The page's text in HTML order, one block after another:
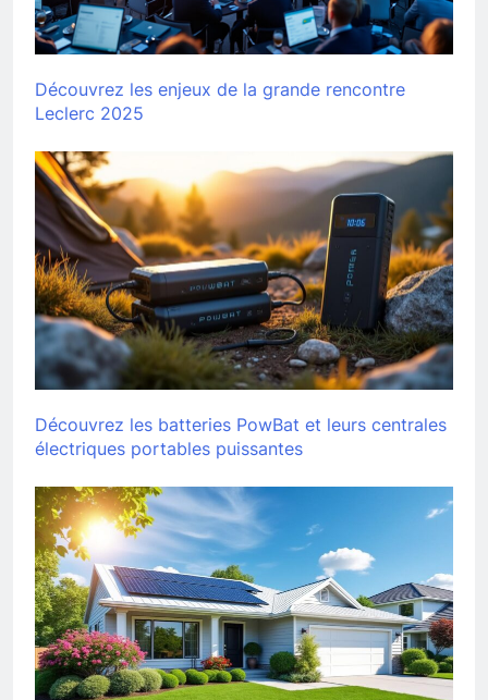
Découvrez les enjeux de la grande rencontre
Leclerc 2025
Découvrez les batteries PowBat et leurs centrales
électriques portables puissantes